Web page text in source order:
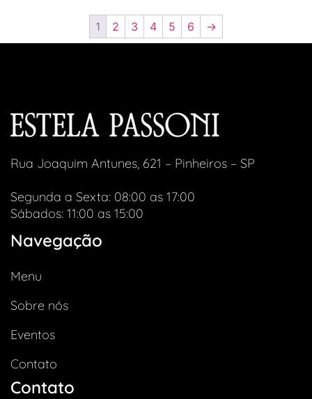
1 2 3 4 5 6 →
Rua Joaquim Antunes, 621 – Pinheiros – SP
Segunda a Sexta: 08:00 as 17:00
Sábados: 11:00 as 15:00
Navegação
Menu
Sobre nós
Eventos
Contato
Contato